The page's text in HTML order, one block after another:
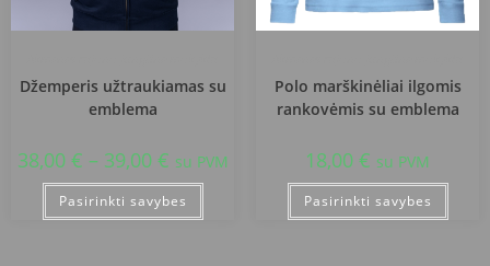
Džemperis užtraukiamas su
emblema
38,00 € – 39,00 € su PVM
Pasirinkti savybes
Polo marškinėliai ilgomis
rankovėmis su emblema
18,00 € su PVM
Pasirinkti savybes